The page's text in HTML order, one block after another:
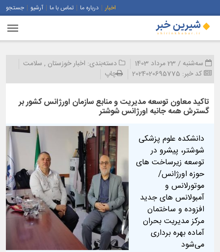
اخبار درباره ما تماس با ما آرشیو جستجو
سه‌شنبه / 23 مرداد 1403 دسته‌بندی: اخبار خوزستان , سلامت
کد خبر: 2024020695775 چاپ
تاکید معاون توسعه مدیریت و منابع سازمان اورژانس کشور بر
گسترش همه جانبه اورژانس شوشتر
دانشکده علوم پزشکی
شوشتر، پیشرو در
توسعه زیرساخت های
حوزه اورژانس/
موتورلانس و
آمبولانس های جدید
افزوده و ساختمان
مرکز مدیریت بحران
آماده بهره برداری
می‌شود